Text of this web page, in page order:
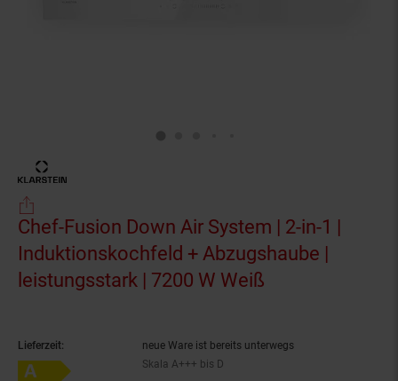
Chef-Fusion Down Air System | 2-in-1 |
Induktionskochfeld + Abzugshaube |
leistungsstark | 7200 W Weiß
Lieferzeit:
neue Ware ist bereits unterwegs
Energieeffizienzklasse A auf Skala A+++ bis D
Skala A+++ bis D